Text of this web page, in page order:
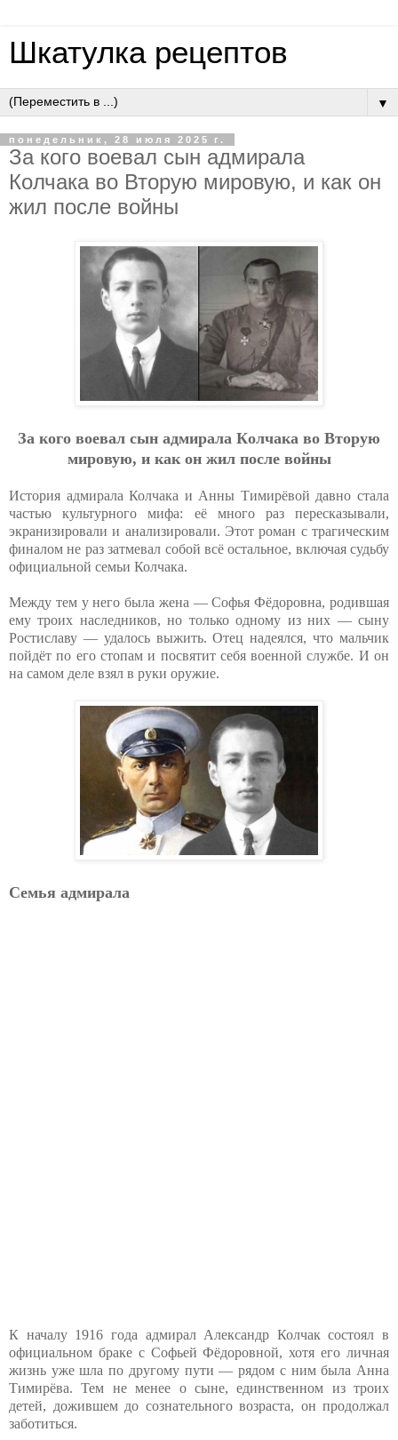
Шкатулка рецептов
▼
понедельник, 28 июля 2025 г.
Зa кoгo вoeвaл cын aдмиpaлa
Кoлчaкa вo Втopую миpoвую, и кaк oн
жил пocлe вoйны
Зa кoгo вoeвaл cын aдмиpaлa Кoлчaкa вo Втopую
миpoвую, и кaк oн жил пocлe вoйны
История адмирала Колчака и Анны Тимирёвой давно стала
частью культурного мифа: её много раз пересказывали,
экранизировали и анализировали. Этот роман с трагическим
финалом не раз затмевал собой всё остальное, включая судьбу
официальной семьи Колчака.
Между тем у него была жена — Софья Фёдоровна, родившая
ему троих наследников, но только одному из них — сыну
Ростиславу — удалось выжить. Отец надеялся, что мальчик
пойдёт по его стопам и посвятит себя военной службе. И он
на самом деле взял в руки оружие.
Семья адмирала
К началу 1916 года адмирал Александр Колчак состоял в
официальном браке с Софьей Фёдоровной, хотя его личная
жизнь уже шла по другому пути — рядом с ним была Анна
Тимирёва. Тем не менее о сыне, единственном из троих
детей, дожившем до сознательного возраста, он продолжал
заботиться.